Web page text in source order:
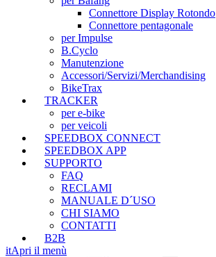
Connettore Display Rotondo
Connettore pentagonale
per Impulse
B.Cyclo
Manutenzione
Accessori/Servizi/Merchandising
BikeTrax
TRACKER
per e-bike
per veicoli
SPEEDBOX CONNECT
SPEEDBOX APP
SUPPORTO
FAQ
RECLAMI
MANUALE D´USO
CHI SIAMO
CONTATTI
B2B
itApri il menù